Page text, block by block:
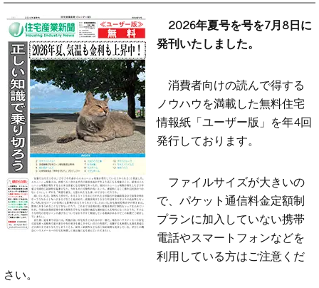
2026年夏号を号を7月8日に
発刊いたしました。
消費者向けの読んで得する
ノウハウを満載した無料住宅
情報紙「ユーザー版」を年4回
発行しております。
ファイルサイズが大きいの
で、パケット通信料金定額制
プランに加入していない携帯
電話やスマートフォンなどを
利用している方はご注意くだ
さい。